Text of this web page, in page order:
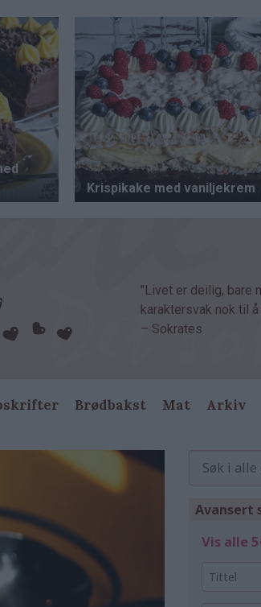
"Livet er deilig, bare
karaktersvak nok til å
– Sokrates
Brødbakst Mat Arkiv
Avansert
Vis alle